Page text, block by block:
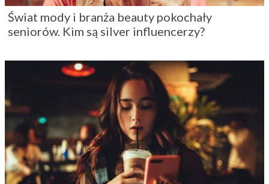
Świat mody i branża beauty pokochały
seniorów. Kim są silver influencerzy?